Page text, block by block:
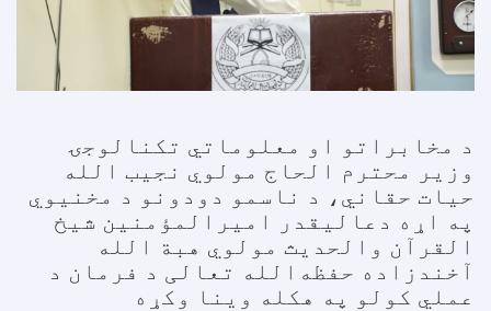
د مخابراتو او معلوماتي تکنالوجۍ
وزیر محترم الحاج مولوي نجیب الله
حیات حقاني، د ناسمو دودونو د مخنیوي
په اړه دعاليقدر امیرالمؤمنین شیخ
القرآن والحدیث مولوي هبة الله
آخندزاده حفظه‌الله تعالی د فرمان د
عملي کولو په هکله وینا وکړه